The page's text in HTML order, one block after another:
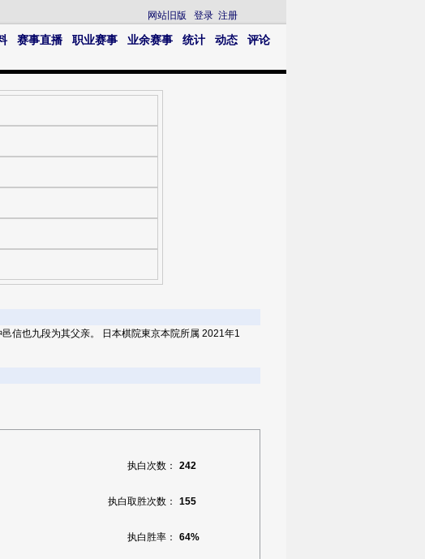
网站旧版 登录 注册
赛事直播 职业赛事 业余赛事 统计 动态
评论
信也九段为其父亲。 日本棋院東京本院所属 2021年1
执白次数： 242
执白取胜次数： 155
执白胜率： 64%